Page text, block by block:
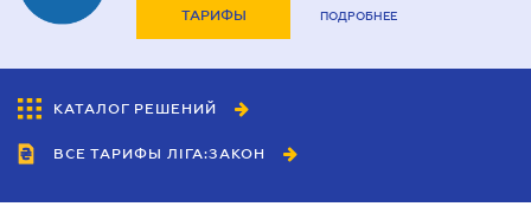
ТАРИФЫ ПОДРОБНЕЕ
КАТАЛОГ РЕШЕНИЙ
ВСЕ ТАРИФЫ ЛІГА:ЗАКОН